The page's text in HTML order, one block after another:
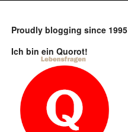
Proudly blogging since 1995
Ich bin ein Quorot!